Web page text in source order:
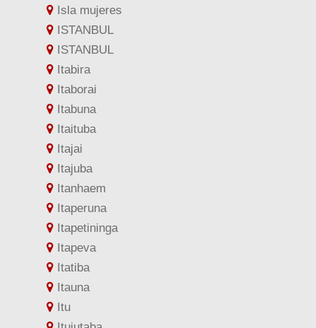
Isla mujeres
ISTANBUL
ISTANBUL
Itabira
Itaborai
Itabuna
Itaituba
Itajai
Itajuba
Itanhaem
Itaperuna
Itapetininga
Itapeva
Itatiba
Itauna
Itu